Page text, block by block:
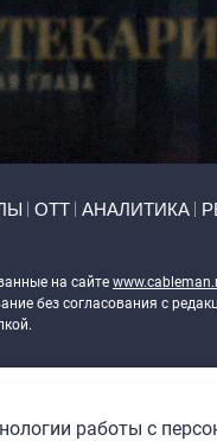
ОТТ АНАЛИТИКА
на сайте
без согласования с
работы с